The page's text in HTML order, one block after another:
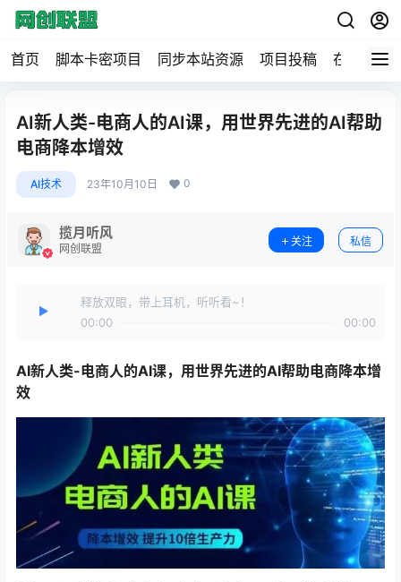
首页 脚本卡密项目 同步本站资源 项目投稿 在线工具
AI新人类-电商人的AI课，用世界先进的AI帮助
电商降本增效
AI技术 23年10月10日 0
揽月听风
网创联盟
关注 私信
释放双眼，带上耳机，听听看~！
00:00
00:00
AI新人类-电商人的AI课，用世界先进的AI帮助电商降本增
效